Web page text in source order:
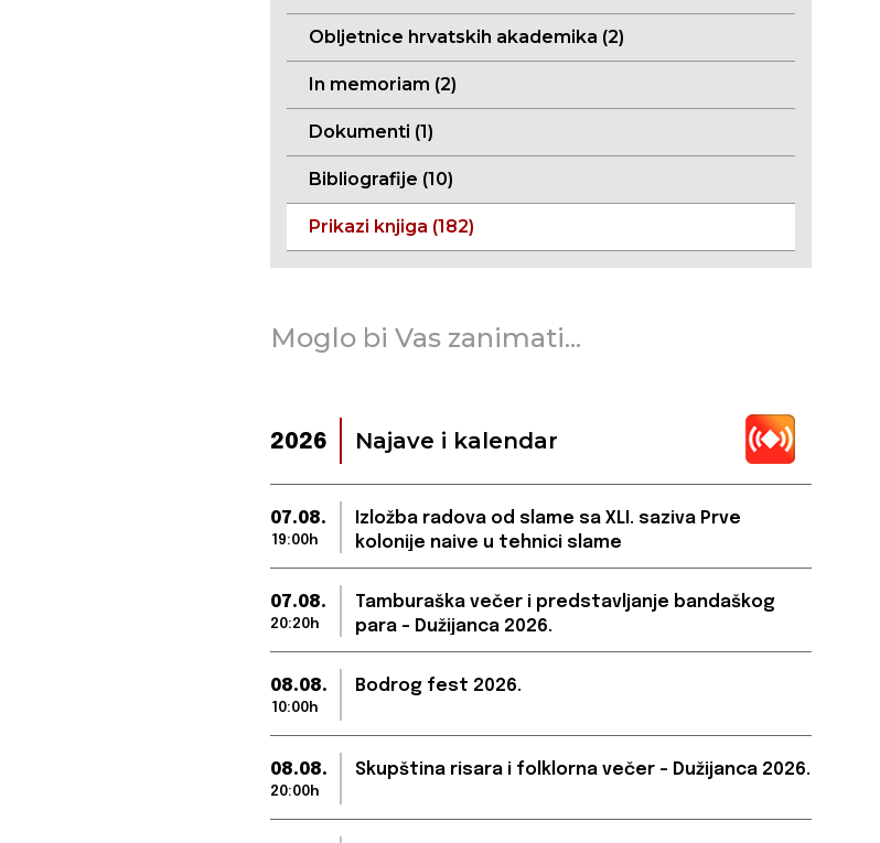
Obljetnice hrvatskih akademika (2)
In memoriam (2)
Dokumenti (1)
Bibliografije (10)
Prikazi knjiga (182)
Moglo bi Vas zanimati...
2026 Najave i kalendar
07.08.
19:00h
Izložba radova od slame sa XLI. saziva Prve
kolonije naive u tehnici slame
07.08.
20:20h
Tamburaška večer i predstavljanje bandaškog
para – Dužijanca 2026.
08.08.
10:00h
Bodrog fest 2026.
08.08.
20:00h
Skupština risara i folklorna večer – Dužijanca 2026.